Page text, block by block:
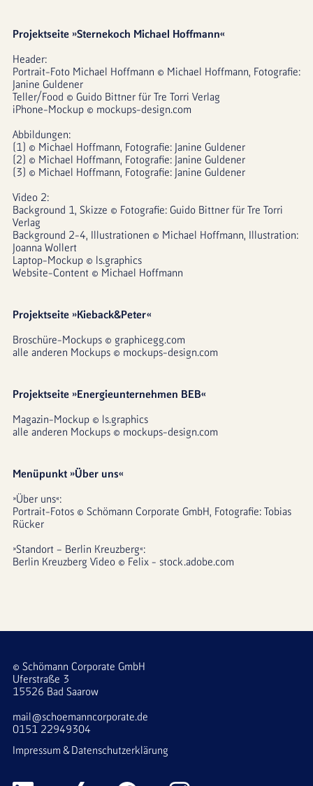
Projektseite »Sternekoch Michael Hoffmann«
Header:
Portrait-Foto Michael Hoffmann © Michael Hoffmann, Fotografie:
Janine Guldener
Teller/Food © Guido Bittner für Tre Torri Verlag
iPhone-Mockup © mockups-design.com
Abbildungen:
[1] © Michael Hoffmann, Fotografie: Janine Guldener
[2] © Michael Hoffmann, Fotografie: Janine Guldener
[3] © Michael Hoffmann, Fotografie: Janine Guldener
Video 2:
Background 1, Skizze © Fotografie: Guido Bittner für Tre Torri
Verlag
Background 2-4, Illustrationen © Michael Hoffmann, Illustration:
Joanna Wollert
Laptop-Mockup © ls.graphics
Website-Content © Michael Hoffmann
Projektseite »Kieback&Peter«
Broschüre-Mockups © graphicegg.com
alle anderen Mockups © mockups-design.com
Projektseite »Energieunternehmen BEB«
Magazin-Mockup © ls.graphics
alle anderen Mockups © mockups-design.com
Menüpunkt »Über uns«
»Über uns«:
Portrait-Fotos © Schömann Corporate GmbH, Fotografie: Tobias
Rücker
»Standort – Berlin Kreuzberg«:
Berlin Kreuzberg Video © Felix - stock.adobe.com
© Schömann Corporate GmbH
Uferstraße 3
15526 Bad Saarow
mail@schoemanncorporate.de
0151 22949304
Impressum & Datenschutzerklärung